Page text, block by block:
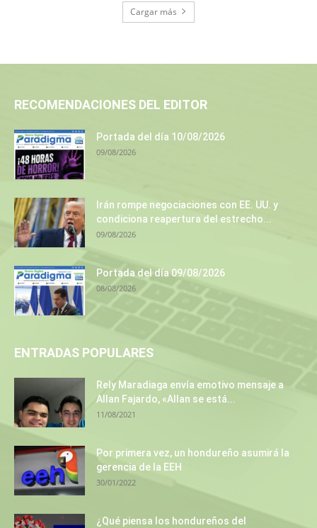
Cargar más
RECOMENDACIONES DEL EDITOR
Portada del día 10/08/2026
09/08/2026
Irán rompe negociaciones con EE. UU. y
condiciona reapertura del estrecho...
09/08/2026
Portada del día 09/08/2026
08/08/2026
ENTRADAS POPULARES
Rely Maradiaga envía emotivo mensaje a
Allan Fajardo, «Allan se está...
11/08/2021
Por primera vez, un hondureño asumirá la
gerencia de la EEH
30/01/2022
¿Qué piensa los hondureños del